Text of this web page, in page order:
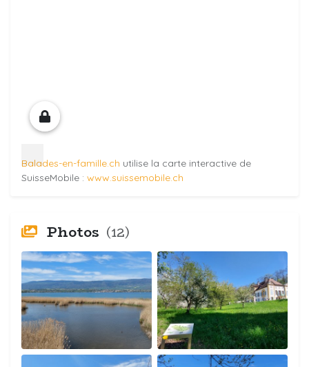
Balades-en-famille.ch utilise la carte interactive de
SuisseMobile : www.suissemobile.ch
Photos (12)